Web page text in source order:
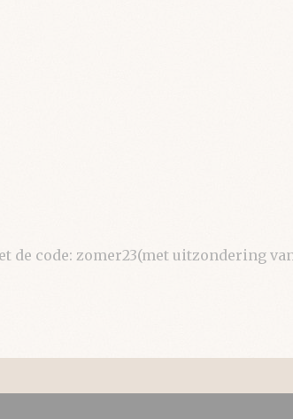
code: zomer23(met uitzondering